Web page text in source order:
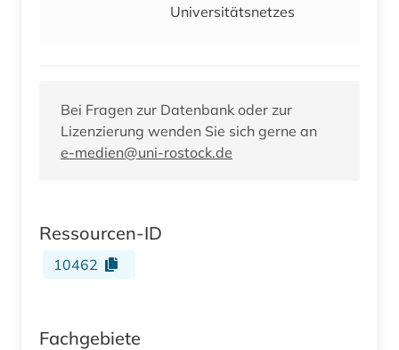
Universitätsnetzes
Bei Fragen zur Datenbank oder zur
Lizenzierung wenden Sie sich gerne an
e-medien@uni-rostock.de
Ressourcen-ID
10462
Fachgebiete